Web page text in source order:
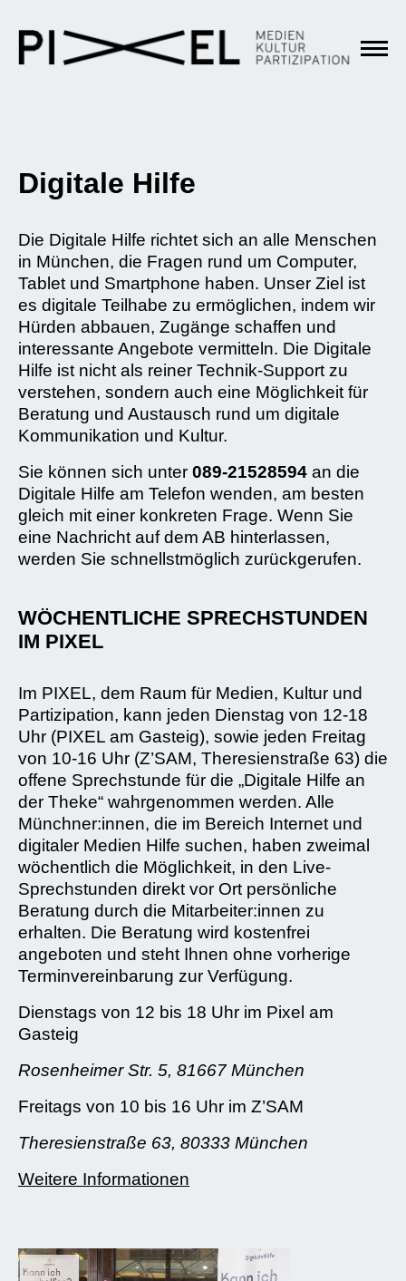
Digitale Hilfe
Die Digitale Hilfe richtet sich an alle Menschen
in München, die Fragen rund um Computer,
Tablet und Smartphone haben. Unser Ziel ist
es digitale Teilhabe zu ermöglichen, indem wir
Hürden abbauen, Zugänge schaffen und
interessante Angebote vermitteln. Die Digitale
Hilfe ist nicht als reiner Technik-Support zu
verstehen, sondern auch eine Möglichkeit für
Beratung und Austausch rund um digitale
Kommunikation und Kultur.
Sie können sich unter 089-21528594 an die
Digitale Hilfe am Telefon wenden, am besten
gleich mit einer konkreten Frage. Wenn Sie
eine Nachricht auf dem AB hinterlassen,
werden Sie schnellstmöglich zurückgerufen.
WÖCHENTLICHE SPRECHSTUNDEN
IM PIXEL
Im PIXEL, dem Raum für Medien, Kultur und
Partizipation, kann jeden Dienstag von 12-18
Uhr (PIXEL am Gasteig), sowie jeden Freitag
von 10-16 Uhr (Z’SAM, Theresienstraße 63) die
offene Sprechstunde für die „Digitale Hilfe an
der Theke“ wahrgenommen werden. Alle
Münchner:innen, die im Bereich Internet und
digitaler Medien Hilfe suchen, haben zweimal
wöchentlich die Möglichkeit, in den Live-
Sprechstunden direkt vor Ort persönliche
Beratung durch die Mitarbeiter:innen zu
erhalten. Die Beratung wird kostenfrei
angeboten und steht Ihnen ohne vorherige
Terminvereinbarung zur Verfügung.
Dienstags von 12 bis 18 Uhr im Pixel am
Gasteig
Rosenheimer Str. 5, 81667 München
Freitags von 10 bis 16 Uhr im Z’SAM
Theresienstraße 63, 80333 München
Weitere Informationen